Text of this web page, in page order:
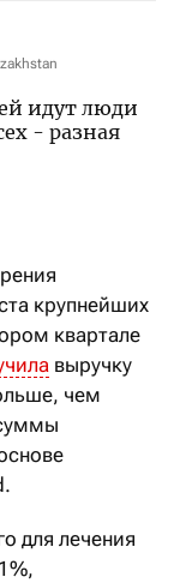
крупнейших
квартале
выручку
чем
для лечения